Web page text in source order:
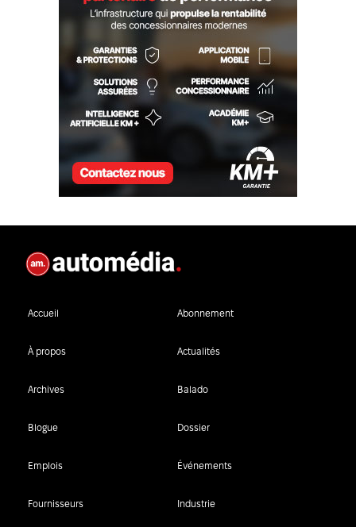
Accueil Abonnement
À propos Actualités
Archives Balado
Blogue Dossier
Emplois Événements
Fournisseurs Industrie